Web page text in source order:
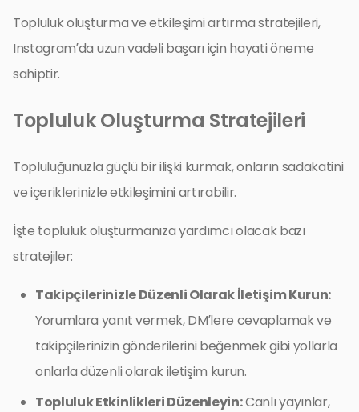
Topluluk oluşturma ve etkileşimi artırma stratejileri,
Instagram’da uzun vadeli başarı için hayati öneme
sahiptir.
Topluluk Oluşturma Stratejileri
Topluluğunuzla güçlü bir ilişki kurmak, onların sadakatini
ve içeriklerinizle etkileşimini artırabilir.
İşte topluluk oluşturmanıza yardımcı olacak bazı
stratejiler:
Takipçilerinizle Düzenli Olarak İletişim Kurun:
Yorumlara yanıt vermek, DM’lere cevaplamak ve
takipçilerinizin gönderilerini beğenmek gibi yollarla
onlarla düzenli olarak iletişim kurun.
Topluluk Etkinlikleri Düzenleyin:Canlı yayınlar,